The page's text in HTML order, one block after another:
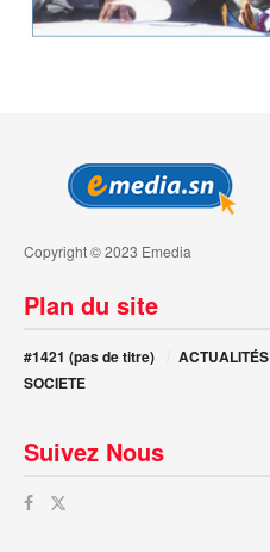
Copyright © 2023 Emedia
Plan du site
#1421 (pas de titre) ACTUALITÉS
SOCIETE
Suivez Nous